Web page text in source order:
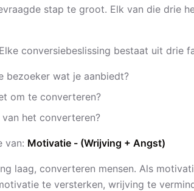
stap te groot. Elk van die drie
Elke conversiebeslissing bestaat uit drie
bezoeker wat je aanbiedt?
om te converteren?
het converteren?
van: Motivatie - (Wrijving + Angst)
laag, converteren mensen. Als
te versterken, wrijving te